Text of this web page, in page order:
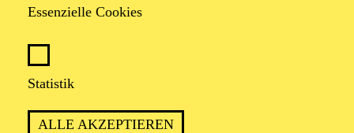
Essenzielle Cookies
Statistik
ALLE AKZEPTIEREN
Montag 21. Juni 2027